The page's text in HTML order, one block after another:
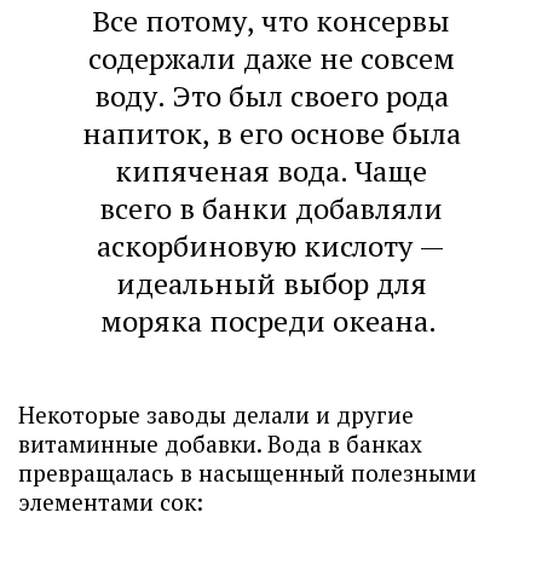
Все потому, что консервы
содержали даже не совсем
воду. Это был своего рода
напиток, в его основе была
кипяченая вода. Чаще
всего в банки добавляли
аскорбиновую кислоту —
идеальный выбор для
моряка посреди океана.
Некоторые заводы делали и другие
витаминные добавки. Вода в банках
превращалась в насыщенный полезными
элементами сок: